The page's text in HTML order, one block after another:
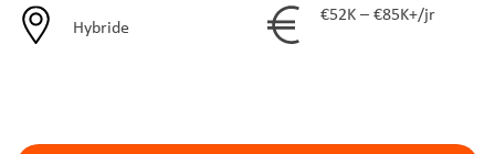
Hybride
€52K – €85K+/jr